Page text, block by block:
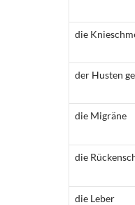
die
der Husten
die Migräne
die
die Leber